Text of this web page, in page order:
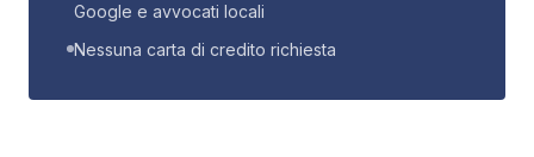
Google e avvocati locali
Nessuna carta di credito richiesta